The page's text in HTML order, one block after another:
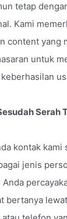
tetap
Kami
content yang
untuk
Serah
kontak kami
jenis
bertanya